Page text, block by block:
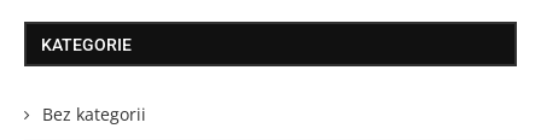
KATEGORIE
Bez kategorii